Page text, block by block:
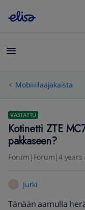
Mobiililaajakaista
VASTATTU
Kotinetti ZTE
pakkaseen?
Forum|Forum|4 years
Jurki
Tänään aamulla